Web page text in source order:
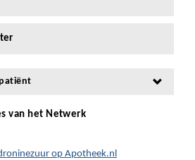
van het Netwerk
op Apotheek.nl